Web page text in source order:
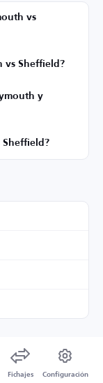
vs
vs Sheffield?
y
Sheffield?
Fichajes Configuración